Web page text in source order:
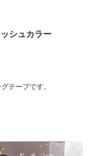
シュカラー
テープです。